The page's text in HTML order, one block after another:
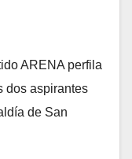
ARENA perfila
dos aspirantes
de San